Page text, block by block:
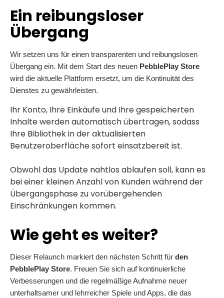
Ein reibungsloser
Übergang
Wir setzen uns für einen transparenten und reibungslosen
Übergang ein. Mit dem Start des neuen PebblePlay Store
wird die aktuelle Plattform ersetzt, um die Kontinuität des
Dienstes zu gewährleisten.
Ihr Konto, Ihre Einkäufe und Ihre gespeicherten
Inhalte werden automatisch übertragen, sodass
Ihre Bibliothek in der aktualisierten
Benutzeroberfläche sofort einsatzbereit ist.
Obwohl das Update nahtlos ablaufen soll, kann es
bei einer kleinen Anzahl von Kunden während der
Übergangsphase zu vorübergehenden
Einschränkungen kommen.
Wie geht es weiter?
Dieser Relaunch markiert den nächsten Schritt für den
PebblePlay Store. Freuen Sie sich auf kontinuierliche
Verbesserungen und die regelmäßige Aufnahme neuer
unterhaltsamer und lehrreicher Spiele und Apps, die das